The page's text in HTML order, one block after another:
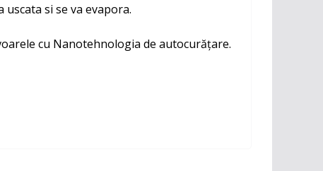
si se va evapora.
cu Nanotehnologia de autocurățare.